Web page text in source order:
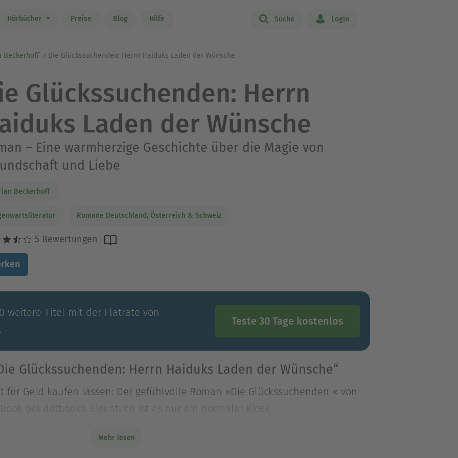
Hörbücher Preise Blog Hilfe Suche Login
Beckerhoff Die Glückssuchenden: Herrn Haiduks Laden der Wünsche
Glückssuchenden: Herrn
Laden der Wünsche
– Eine warmherzige Geschichte über die Magie von
und Liebe
Beckerhoff
Romane Deutschland, Österreich & Schweiz
5 Bewertungen
weitere Titel mit der Flatrate von
Teste 30 Tage kostenlos
Glückssuchenden: Herrn Haiduks Laden der Wünsche“
für Geld kaufen lassen: Der gefühlvolle Roman »Die Glückssuchenden « von
bei dotbooks. Eigentlich ist es nur ein normaler Kiosk
bei dotbooks. Eigentlich ist es nur ein normaler Kiosk in Berlin – aber in
Mehr lesen